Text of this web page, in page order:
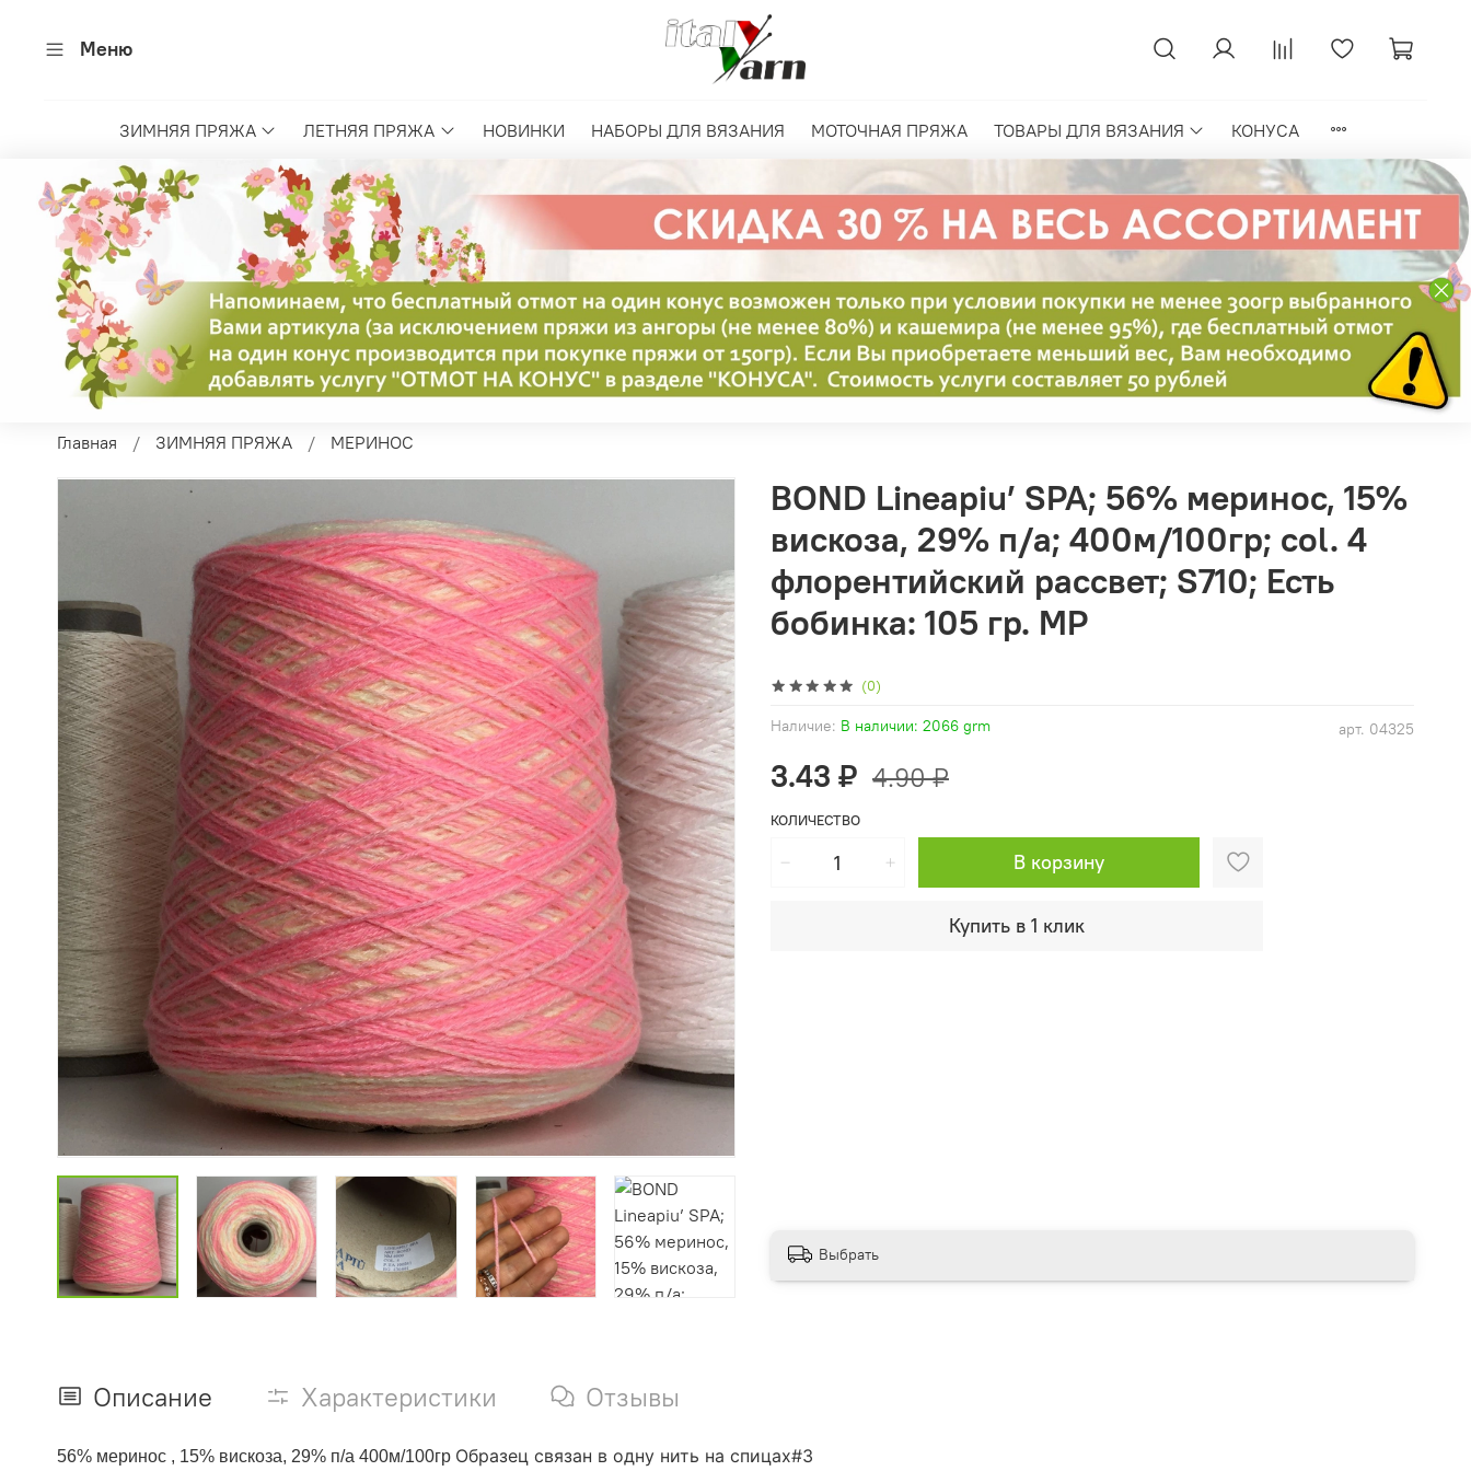
Меню
ЗИМНЯЯ ПРЯЖА ЛЕТНЯЯ ПРЯЖА НОВИНКИ НАБОРЫ ДЛЯ ВЯЗАНИЯ МОТОЧНАЯ ПРЯЖА ТОВАРЫ ДЛЯ ВЯЗАНИЯ КОНУСА
Главная ЗИМНЯЯ ПРЯЖА МЕРИНОС
(0)
арт. 04325
Наличие: В наличии: 2066 grm
BOND Lineapiu’ SPA; 56% меринос, 15%
вискоза, 29% п/а; 400м/100гр; col. 4
флорентийский рассвет; S710; Есть
бобинка: 105 гр. MP
3.43 ₽ 4.90 ₽
КОЛИЧЕСТВО
В корзину
Купить в 1 клик
Выбрать
Описание Характеристики Отзывы
56% меринос , 15% вискоза, 29% п/а 400м/100гр Образец связан в одну нить на спицах#3